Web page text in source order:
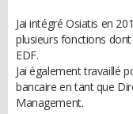
Jai intégré Osiatis en
plusieurs fonctions
EDF.
Jai également travaillé
bancaire en tant que
Management.